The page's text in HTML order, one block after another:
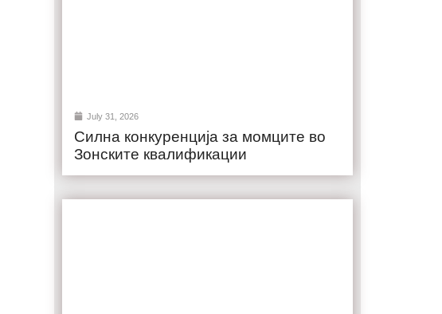
July 31, 2026
Силна конкуренција за момците во
Зонските квалификации